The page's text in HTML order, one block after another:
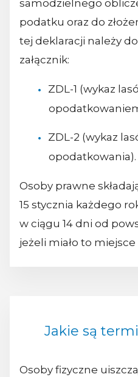
samodzielnego
podatku oraz do
tej deklaracji należy
załącznik:
ZDL-1 (wykaz
ZDL-2 (wykaz
opodatkowania).
Osoby prawne
15 stycznia każdego
w ciągu 14 dni od
jeżeli miało to miejsce
Jakie są
Osoby fizyczne